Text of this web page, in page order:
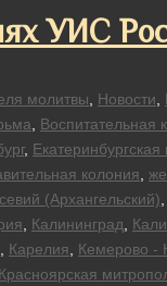
УИС
молитвы Новости
Воспитательная
,
колония
(Архангельский)
Калининград
Карелия Кемерово -
Красноярская